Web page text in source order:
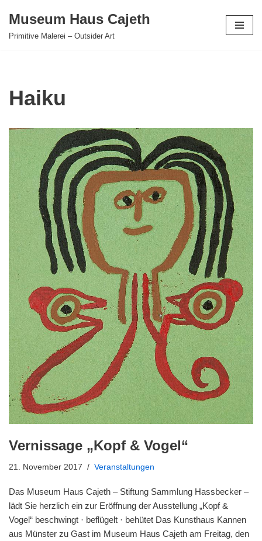
Zum
Museum Haus Cajeth
Primitive Malerei – Outsider Art
Haiku
Vernissage „Kopf & Vogel“
21. November 2017 Veranstaltungen
Das Museum Haus Cajeth – Stiftung Sammlung Hassbecker –
lädt Sie herzlich ein zur Eröffnung der Ausstellung „Kopf &
Vogel“ beschwingt · beflügelt · behütet Das Kunsthaus Kannen
aus Münster zu Gast im Museum Haus Cajeth am Freitag, den